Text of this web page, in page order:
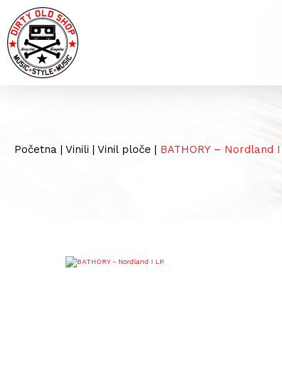
Početna | Vinili | Vinil ploče | BATHORY – Nordland